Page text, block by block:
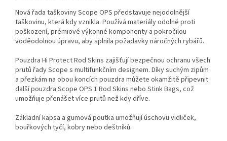
Nová řada taškoviny Scope OPS představuje nejodolnější
taškovinu, která kdy vznikla. Používá materiály odolné proti
poškození, prémiové výkonné komponenty a pokročilou
voděodolnou úpravu, aby splnila požadavky náročných rybářů.
Pouzdra Hi Protect Rod Skins zajišťují bezpečnou ochranu všech
prutů řady Scope s multifunkčním designem. Díky suchým zipům
a přezkám na obou koncích pouzdra můžete okamžitě připevnit
další pouzdra Scope OPS 1 Rod Skins nebo Stink Bags, což
umožňuje přenášet více prutů než kdy dříve.
Základní kapsa a gumová poutka umožňují úschovu vidliček,
bouřkových tyčí, kobry nebo deštníků.